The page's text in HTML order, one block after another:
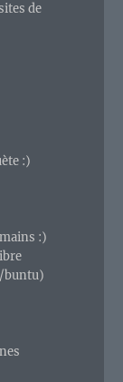
de
:)
:)
buntu)